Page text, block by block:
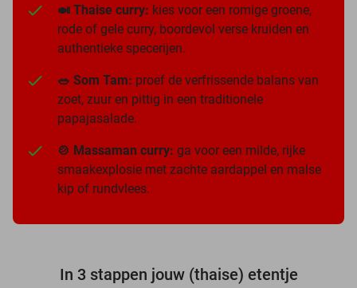
🍛 Thaise curry: kies voor een romige groene,
rode of gele curry, boordevol verse kruiden en
authentieke specerijen.
🥗 Som Tam: proef de verfrissende balans van
zoet, zuur en pittig in een traditionele
papajasalade.
🍲 Massaman curry: ga voor een milde, rijke
smaakexplosie met zachte aardappel en malse
kip of rundvlees.
In 3 stappen jouw (thaise) etentje